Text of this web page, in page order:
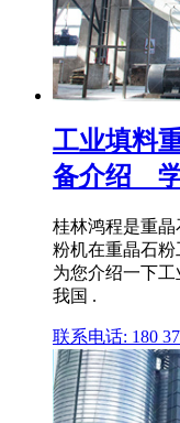
工业填料
备介绍 _
桂林鸿程是重
粉机在重晶石
为您介绍一下工
我国 .
联系电话: 180